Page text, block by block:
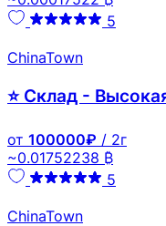
5
ChinaTown
⭐ Склад -
от 100000₽ / 2г
~0.01752238 ₿
5
ChinaTown